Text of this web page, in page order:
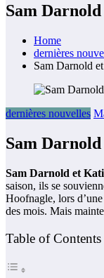
Sam
Home
dernières
Sam Darnold
dernières nouvelles
Sam
Sam Darnold et
saison, ils se
Hoofnagle, lors
des mois. Mais
Table of Contents